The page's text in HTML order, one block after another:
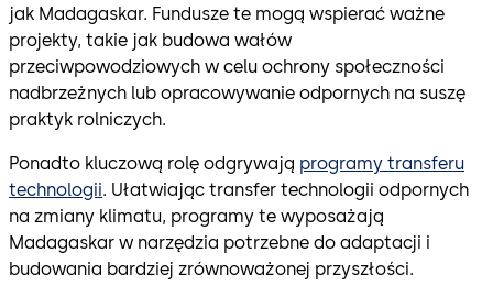
jak Madagaskar. Fundusze te mogą wspierać ważne
projekty, takie jak budowa wałów
przeciwpowodziowych w celu ochrony społeczności
nadbrzeżnych lub opracowywanie odpornych na suszę
praktyk rolniczych.
Ponadto kluczową rolę odgrywają programy transferu
technologii. Ułatwiając transfer technologii odpornych
na zmiany klimatu, programy te wyposażają
Madagaskar w narzędzia potrzebne do adaptacji i
budowania bardziej zrównoważonej przyszłości.